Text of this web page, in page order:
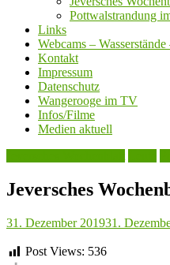
Pottwalstrandung
Links
Webcams –
Kontakt
Impressum
Datenschutz
Wangerooge im TV
Infos/Filme
Medien aktuell
Jeversches
31. Dezember 201931.
Post Views: 536